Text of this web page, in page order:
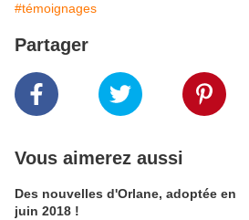
#témoignages
Partager
Vous aimerez aussi
Des nouvelles d'Orlane, adoptée en
juin 2018 !